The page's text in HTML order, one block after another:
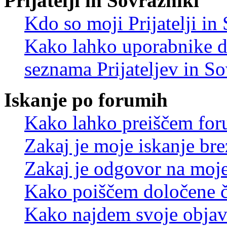
Kdo so moji Prijatelji in
Kako lahko uporabnike
seznama Prijateljev in
Iskanje po forumih
Kako lahko preiščem
Zakaj je moje iskanje
Zakaj je odgovor na
Kako poiščem določene
Kako najdem svoje